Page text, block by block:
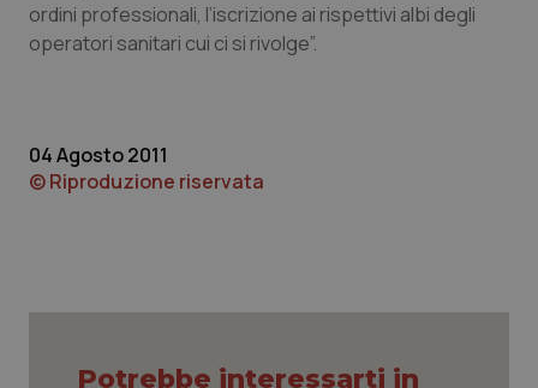
Provincia Autonoma di Trento
Sardegna
Ipertensione & Scompenso
Malattia di Crohn & Rettocolite Ulcerosa
ordini professionali, l’iscrizione ai rispettivi albi degli
operatori sanitari cui ci si rivolge”.
04 Agosto 2011
© Riproduzione riservata
Potrebbe interessarti in